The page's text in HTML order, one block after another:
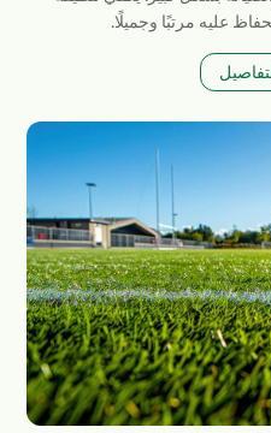
عليه مرتبًا وجميلًا.